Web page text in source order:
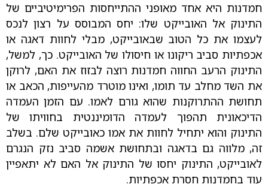
חמדנות היא אחד מאופני ההתייחסות הפרימיטיביים של
התינוק אל האובייקט שלו: יחס המבוסס על רצון לנכס
לעצמו את כל הטוב שבאובייקט, מבלי לחוות דאגה או
אכפתיות סביב ריקונו או חיסולו של האובייקט. כך, למשל,
התינוק הרעב החווה חמדנות רוצה לבזוז את האם, לרוקן
את השד מחלב עד תומו, ואינו מוטרד מהעייפות, הכאב או
תחושת ההתרוקנות שהוא גורם לאמו. עם הזמן העמדה
הדיכאונית תהפוך לעמדה הדומיננטית בחוויתו של
התינוק והוא יתחיל לחוות את אמו כאובייקט שלם. בשלב
זה, מלווה גם בדאגה ובתחושת אשמה סביב נזק הנגרם
לאובייקט, התינוק יחסו של התינוק אל האם לא יתאפיין
עוד בחמדנות חסרת אכפתיות.